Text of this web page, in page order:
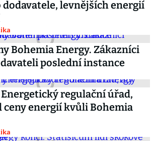
levnějších energií
Bohemia Energy. Zákazníci
poslední instance
regulační úřad,
ceny energií kvůli Bohemia